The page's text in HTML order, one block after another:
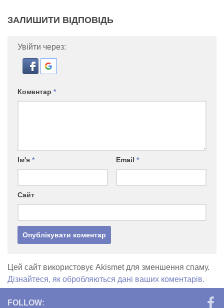
ЗАЛИШИТИ ВІДПОВІДЬ
Увійти через:
Коментар *
Ім'я * Email *
Сайт
Цей сайт використовує Akismet для зменшення спаму.
Дізнайтеся, як обробляються дані ваших коментарів.
FOLLOW: